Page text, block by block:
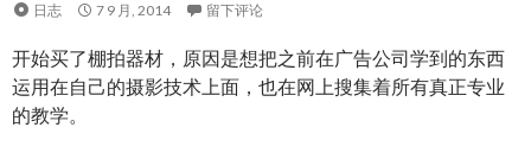
日志
7 9 月, 2014 留下评论
开始买了棚拍器材，原因是想把之前在广告公司学到的东西
运用在自己的摄影技术上面，也在网上搜集着所有真正专业
的教学。